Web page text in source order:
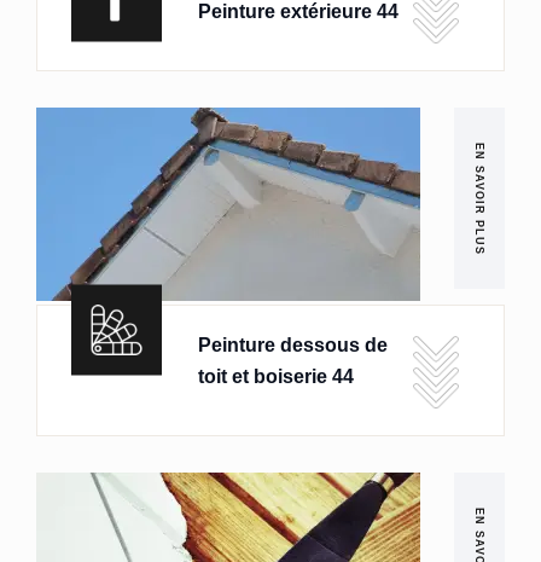
Peinture extérieure 44
EN SAVOIR PLUS
Peinture dessous de
toit et boiserie 44